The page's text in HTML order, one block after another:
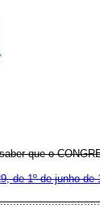
que o
de 1º de junho de